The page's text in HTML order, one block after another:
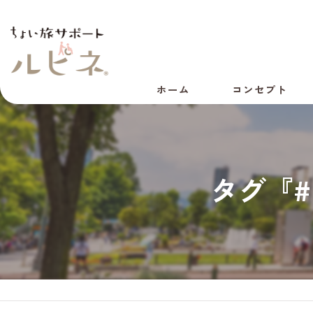
ホーム コンセプト
代表あいさつ
会社概要
採用情報
タグ『